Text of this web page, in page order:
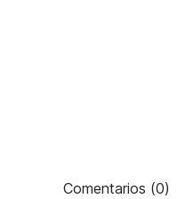
Comentarios (0)